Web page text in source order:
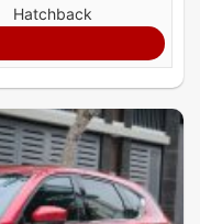
Hatchback